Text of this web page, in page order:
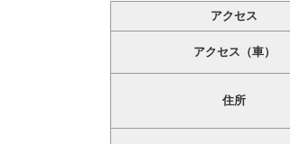
アクセス
アクセス（車）
住所